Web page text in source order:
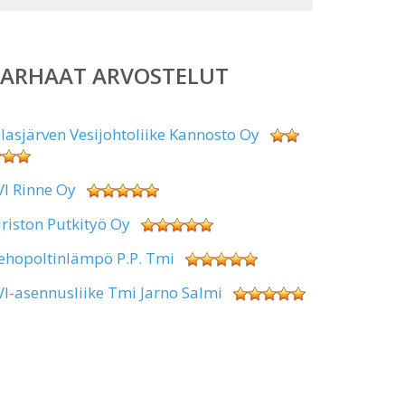
ARVOSTELUT
Vesijohtoliike Kannosto Oy
Rinne Oy
Putkityö Oy
P.P. Tmi
asennusliike Tmi Jarno Salmi